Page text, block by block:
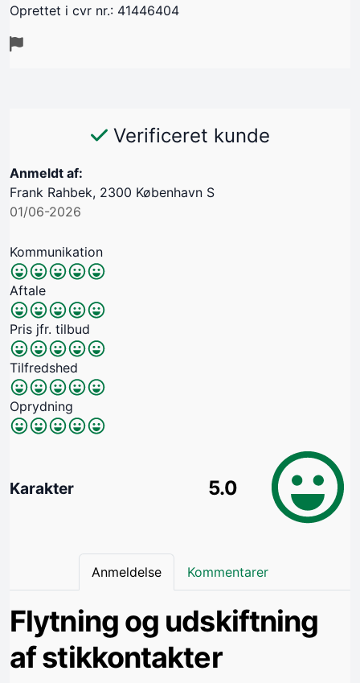
Oprettet i cvr nr.: 41446404
Verificeret kunde
Anmeldt af:
Frank Rahbek, 2300 København S
01/06-2026
Kommunikation
Aftale
Pris jfr. tilbud
Tilfredshed
Oprydning
Karakter 5.0
Anmeldelse Kommentarer
Flytning og udskiftning
af stikkontakter